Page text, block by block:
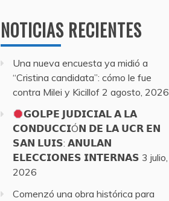
NOTICIAS RECIENTES
Una nueva encuesta ya midió a
“Cristina candidata”: cómo le fue
contra Milei y Kicillof 2 agosto, 2026
𝗚𝗢𝗟𝗣𝗘 𝗝𝗨𝗗𝗜𝗖𝗜𝗔𝗟 𝗔 𝗟𝗔
𝗖𝗢𝗡𝗗𝗨𝗖𝗖𝗜Ó𝗡 𝗗𝗘 𝗟𝗔 𝗨𝗖𝗥 𝗘𝗡
𝗦𝗔𝗡 𝗟𝗨𝗜𝗦: 𝗔𝗡𝗨𝗟𝗔𝗡
𝗘𝗟𝗘𝗖𝗖𝗜𝗢𝗡𝗘𝗦 𝗜𝗡𝗧𝗘𝗥𝗡𝗔𝗦 3 julio,
2026
Comenzó una obra histórica para